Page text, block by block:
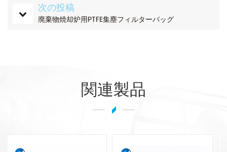
次の投稿
廃棄物焼却炉用PTFE集塵フィルターバッグ
関連製品